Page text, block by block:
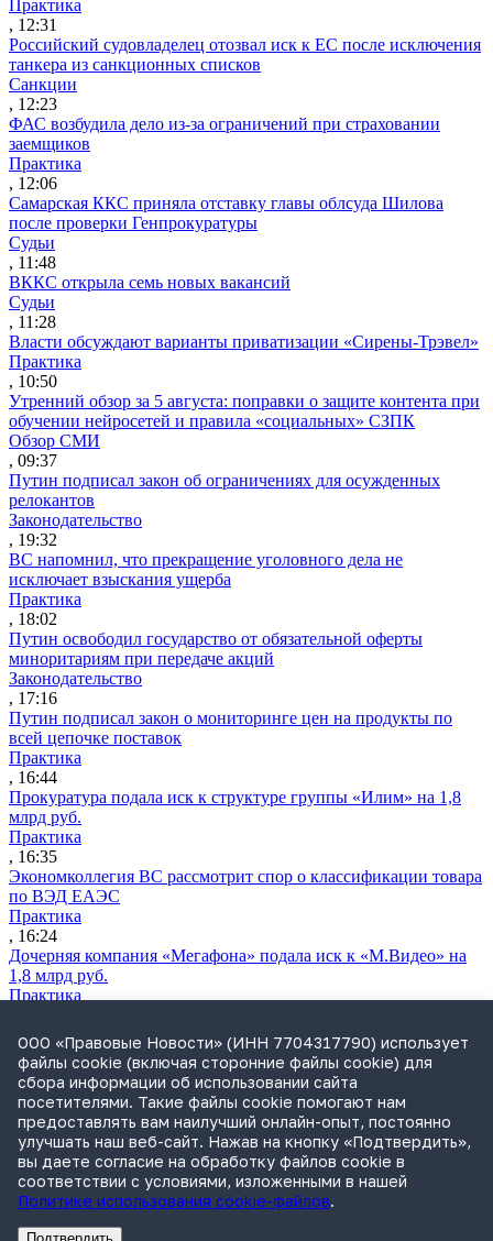
Практика
, 12:31
Российский судовладелец отозвал иск к ЕС после исключения
танкера из санкционных списков
Санкции
, 12:23
ФАС возбудила дело из-за ограничений при страховании
заемщиков
Практика
, 12:06
Самарская ККС приняла отставку главы облсуда Шилова
после проверки Генпрокуратуры
Судьи
, 11:48
ВККС открыла семь новых вакансий
Судьи
, 11:28
Власти обсуждают варианты приватизации «Сирены-Трэвел»
Практика
, 10:50
Утренний обзор за 5 августа: поправки о защите контента при
обучении нейросетей и правила «социальных» СЗПК
Обзор СМИ
, 09:37
Путин подписал закон об ограничениях для осужденных
релокантов
Законодательство
, 19:32
ВС напомнил, что прекращение уголовного дела не
исключает взыскания ущерба
Практика
, 18:02
Путин освободил государство от обязательной оферты
миноритариям при передаче акций
Законодательство
, 17:16
Путин подписал закон о мониторинге цен на продукты по
всей цепочке поставок
Практика
, 16:44
Прокуратура подала иск к структуре группы «Илим» на 1,8
млрд руб.
Практика
, 16:35
Экономколлегия ВС рассмотрит спор о классификации товара
по ВЭД ЕАЭС
Практика
, 16:24
Дочерняя компания «Мегафона» подала иск к «М.Видео» на
1,8 млрд руб.
Практика
СИП проверит отмену патента на систему управления
устройствами после возражений «Яндекса»
Практика
, 15:17
Суды 10 стран рассматривают иски российской «дочки»
Google о возврате дивидендов
Международная практика
, 14:09
ООО «Правовые Новости» (ИНН 7704317790) использует
файлы cookie (включая сторонние файлы cookie) для
сбора информации об использовании сайта
посетителями. Такие файлы cookie помогают нам
предоставлять вам наилучший онлайн-опыт, постоянно
улучшать наш веб-сайт. Нажав на кнопку «Подтвердить»,
вы даете согласие на обработку файлов cookie в
соответствии с условиями, изложенными в нашей
Политике использования cookie-файлов.